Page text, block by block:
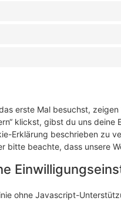
erste Mal besuchst,
klickst, gibst du uns
Erklärung beschrieben zu
bitte beachte, dass unsere
ohne Javascript-